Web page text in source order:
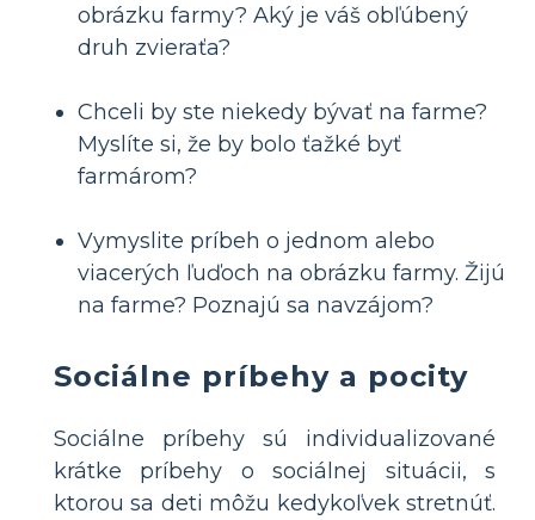
obrázku farmy? Aký je váš obľúbený
druh zvieraťa?
Chceli by ste niekedy bývať na farme?
Myslíte si, že by bolo ťažké byť
farmárom?
Vymyslite príbeh o jednom alebo
viacerých ľuďoch na obrázku farmy. Žijú
na farme? Poznajú sa navzájom?
Sociálne príbehy a pocity
Sociálne príbehy sú individualizované
krátke príbehy o sociálnej situácii, s
ktorou sa deti môžu kedykoľvek stretnúť.